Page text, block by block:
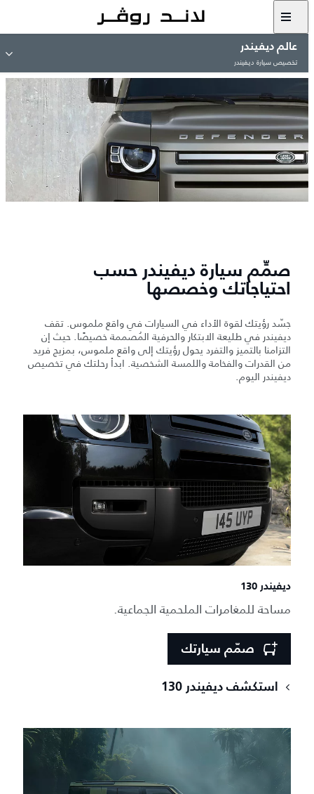
عالم ديفيندر
تخصيص سيارة ديفيندر
صمِّم سيارة ديفيندر حسب
احتياجاتك وخصصها
جسّد رؤيتك لقوة الأداء في السيارات في واقع ملموس. تقف
ديفيندر في طليعة الابتكار والحرفية المُصممة خصيصًا. حيث إن
التزامنا بالتميز والتفرد يحول رؤيتك إلى واقع ملموس، بمزيج فريد
من القدرات والفخامة واللمسة الشخصية. ابدأ رحلتك في تخصيص
ديفيندر اليوم.
ديفيندر 130
مساحة للمغامرات الملحمية الجماعية.
صمّم سيارتك
استكشف ديفيندر 130